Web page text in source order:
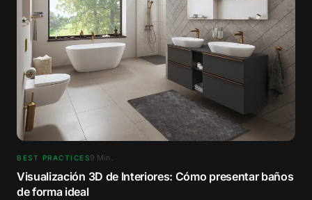
BEST PRACTICES9 Min.
Visualización 3D de Interiores: Cómo presentar baños
de forma ideal